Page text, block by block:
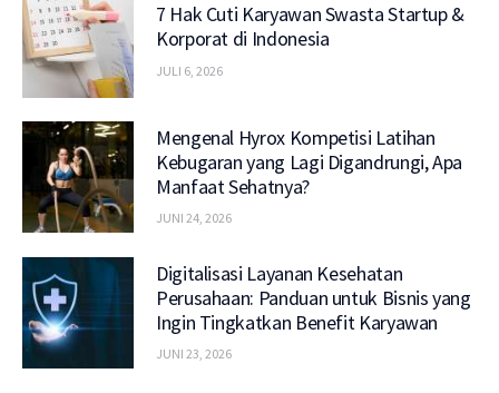
7 Hak Cuti Karyawan Swasta Startup &
Korporat di Indonesia
JULI 6, 2026
Mengenal Hyrox Kompetisi Latihan
Kebugaran yang Lagi Digandrungi, Apa
Manfaat Sehatnya?
JUNI 24, 2026
Digitalisasi Layanan Kesehatan
Perusahaan: Panduan untuk Bisnis yang
Ingin Tingkatkan Benefit Karyawan
JUNI 23, 2026